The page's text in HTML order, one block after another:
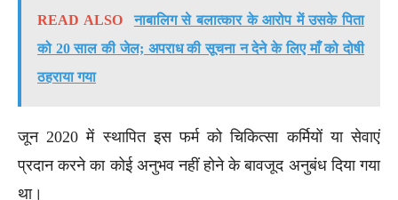
READ ALSO
नाबालिग से बलात्कार के आरोप में उसके पिता
को 20 साल की जेल; अपराध की सूचना न देने के लिए माँ को दोषी
ठहराया गया
जून 2020 में स्थापित इस फर्म को चिकित्सा कर्मियों या सेवाएं
प्रदान करने का कोई अनुभव नहीं होने के बावजूद अनुबंध दिया गया
था।